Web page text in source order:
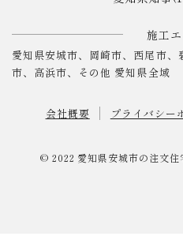
施工
愛知県安城市、岡崎市、西尾市
市、高浜市、その他 愛知県全域
会社概要 プライバシー
© 2022 愛知県安城市の注文